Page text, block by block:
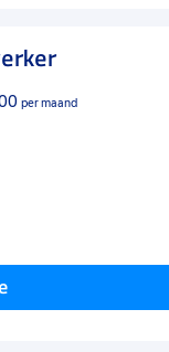
per maand